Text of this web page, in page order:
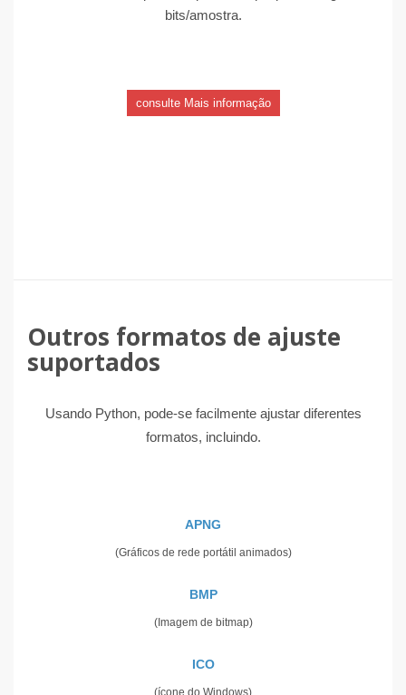
bits/amostra.
consulte Mais informação
Outros formatos de ajuste
suportados
Usando Python, pode-se facilmente ajustar diferentes
formatos, incluindo.
APNG
(Gráficos de rede portátil animados)
BMP
(Imagem de bitmap)
ICO
(ícone do Windows)